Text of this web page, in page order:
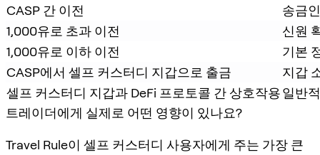
CASP 간 이전
송금
1,000유로 초과 이전
신원
1,000유로 이하 이전
기본
CASP에서 셀프 커스터디 지갑으로 출금
지갑
셀프 커스터디 지갑과 DeFi 프로토콜 간 상호작용일반
트레이더에게 실제로 어떤 영향이 있나요?
Travel Rule이 셀프 커스터디 사용자에게 주는 가장 큰